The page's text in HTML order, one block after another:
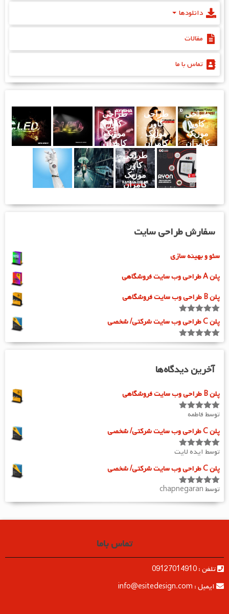
دانلودها
مقالات
تماس با ما
طراحی
کاور
موزیک
کامران
دلان - بد
شانسی
طراحی
کاور
موزیک
کامران
دلان - سم
طراحی
کاور
موزیک
کامران
دلان -
آیشا
طراحی
کاور
موزیک
کامران
رفتی ؟
سفارش طراحی سایت
سئو و بهینه سازی
پلن A طراحی وب سایت فروشگاهی
پلن B طراحی وب سایت فروشگاهی
امتیاز5.00
از 5
پلن C طراحی وب سایت شرکتی/ شخصی
امتیاز5.00
آخرین دیدگاه‌ها
پلن B طراحی وب سایت فروشگاهی
امتیاز5از
توسط فاطمه
پلن C طراحی وب سایت شرکتی/ شخصی
امتیاز5از
توسط ایده لایت
پلن C طراحی وب سایت شرکتی/ شخصی
امتیاز5 از
توسط chapnegaran
تماس باما
تلفن : 09127014910
ایمیل : info@esitedesign.com